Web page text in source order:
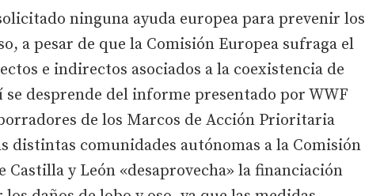
ninguna ayuda europea para prevenir los
a pesar de que la Comisión Europea sufraga el
e indirectos asociados a la coexistencia de
se desprende del informe presentado por WWF
de los Marcos de Acción Prioritaria
distintas comunidades autónomas a la Comisión
Castilla y León «desaprovecha» la financiación